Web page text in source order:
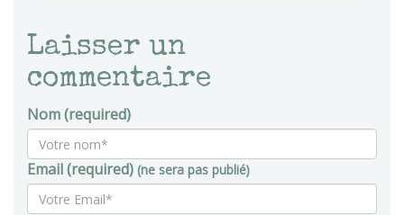
Laisser un
commentaire
Nom (required)
Email (required) (ne sera pas publié)